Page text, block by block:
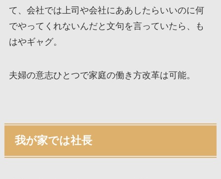
て、会社では上司や会社にああしたらいいのに何
でやってくれないんだと文句を言っていたら、も
はやギャグ。
夫婦の意志ひとつで家庭の働き方改革は可能。
我が家では社長